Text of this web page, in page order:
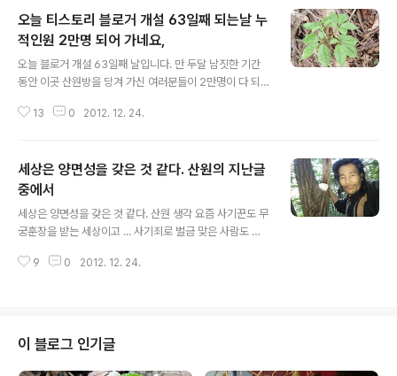
오늘 티스토리 블로거 개설 63일째 되는날 누
적인원 2만명 되어 가네요,
오늘 블로거 개설 63일째 날입니다. 만 두달 남짓한 기간
동안 이곳 산원방을 당겨 가신 여러분들이 2만명이 다 되
로그되도록 하겟습니다. 다시 한번 감사 드립니다. 산원 배
13 0 2012. 12. 24.
세상은 양면성을 갖은 것 같다. 산원의 지난글
중에서
세상은 양면성을 갖은 것 같다. 산원 생각 요즘 사기꾼도 무
궁훈장을 받는 세상이고 ... 사기죄로 벌금 맞은 사람도 자
의 잣대로 보아 누가 진짜 사기꾼일까?
9 0 2012. 12. 24.
이 블로그 인기글